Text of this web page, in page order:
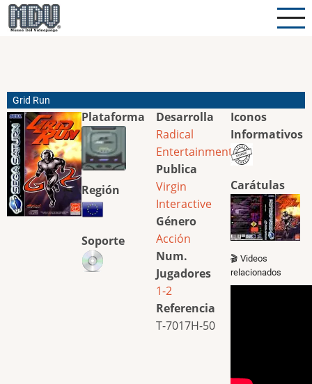
Pasar
al
Grid Run
Plataforma
Región
Soporte
Desarrolla
Radical
Entertainment
Publica
Virgin
Interactive
Género
Acción
Num.
Jugadores
1-2
Referencia
T-7017H-50
Iconos
Informativos
Carátulas
🎬 Videos
relacionados